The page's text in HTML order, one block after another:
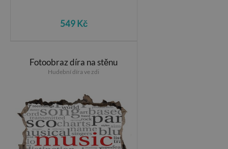
549 Kč
Fotoobraz díra na stěnu
Hudební díra ve zdi